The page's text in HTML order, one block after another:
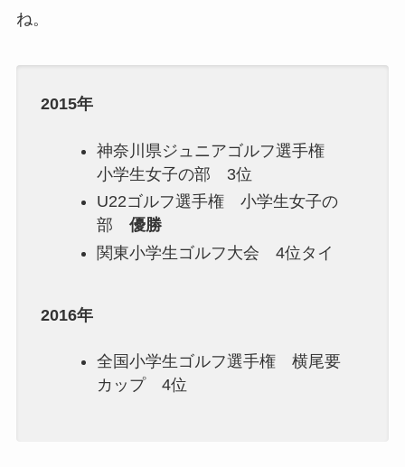
ね。
2015年
神奈川県ジュニアゴルフ選手権
小学生女子の部 3位
U22ゴルフ選手権 小学生女子の
部優勝
関東小学生ゴルフ大会 4位タイ
2016年
全国小学生ゴルフ選手権 横尾要
カップ 4位